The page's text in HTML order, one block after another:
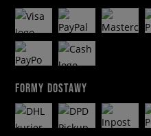
FORMY DOSTAWY